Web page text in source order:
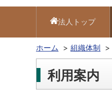
法人トップ
ホーム 組織体制
利用案内